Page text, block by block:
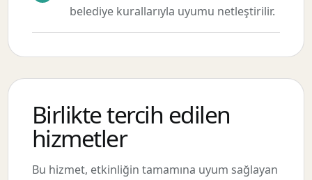
belediye kurallarıyla uyumu netleştirilir.
Birlikte tercih edilen
hizmetler
Bu hizmet, etkinliğin tamamına uyum sağlayan